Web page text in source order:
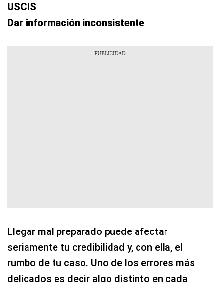
USCIS
Dar información inconsistente
Llegar mal preparado puede afectar
seriamente tu credibilidad y, con ella, el
rumbo de tu caso. Uno de los errores más
delicados es decir algo distinto en cada